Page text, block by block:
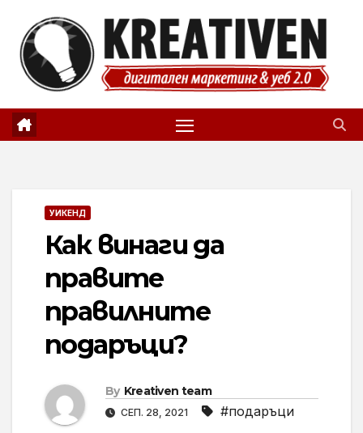
content
УИКЕНД
Как винаги да
правите
правилните
подаръци?
By Kreativen team
СЕП. 28, 2021 #подаръци